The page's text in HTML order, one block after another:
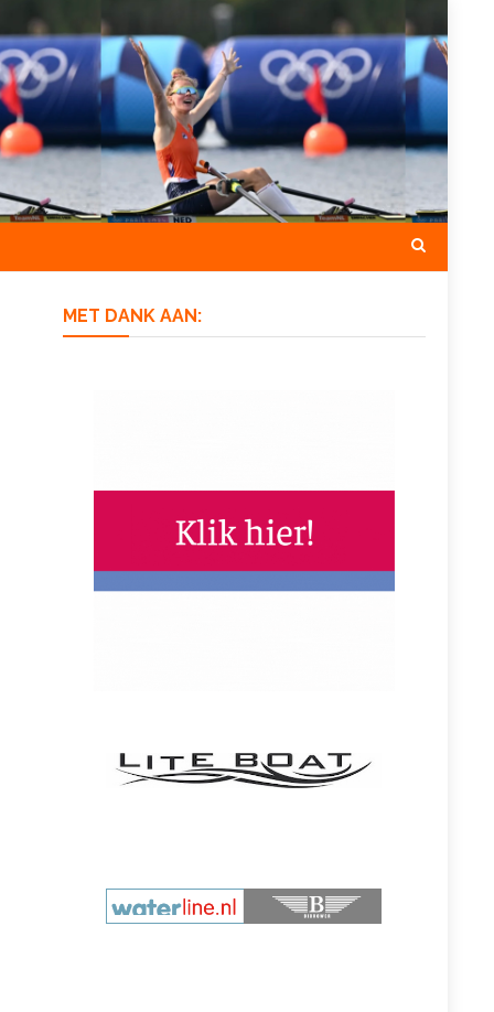
MET DANK AAN: